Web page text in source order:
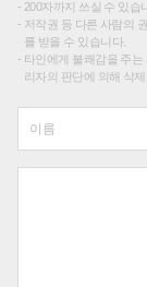
200자까지 쓰실 수 있습
저작권 등 다른 사람의
를 받을 수 있습니다.
타인에게 불쾌감을 주
리자의 판단에 의해 삭제